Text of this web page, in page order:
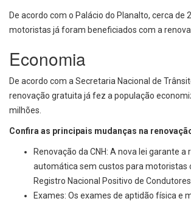
De acordo com o Palácio do Planalto, cerca de
motoristas já foram beneficiados com a
Economia
De acordo com a Secretaria Nacional de
renovação gratuita já fez a população
milhões.
Confira as principais mudanças na
Renovação da CNH: A nova lei garante a
automática sem custos para motoristas
Registro Nacional Positivo de Condutores
Exames: Os exames de aptidão física e